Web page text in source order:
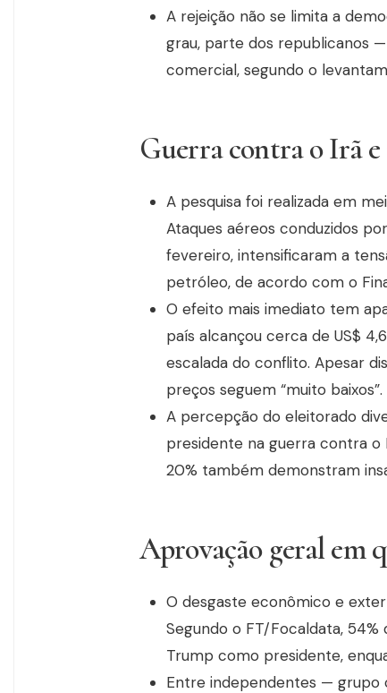
A rejeição não se limita a
grau, parte dos republicanos
comercial, segundo o
Guerra contra o Irã
A pesquisa foi realizada em
Ataques aéreos conduzidos
fevereiro, intensificaram a
petróleo, de acordo com o
O efeito mais imediato tem
país alcançou cerca de US$
escalada do conflito. Apesar
preços seguem “muito baixos”.
A percepção do eleitorado
presidente na guerra contra o
20% também demonstram
Aprovação geral em
O desgaste econômico e
Segundo o FT/Focaldata,
Trump como presidente,
Entre independentes — grupo